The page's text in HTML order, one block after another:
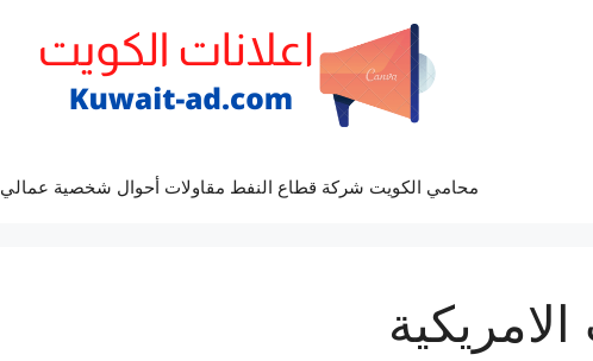
محامي الكويت شركة قطاع النفط مقاولات أحوال شخصية عمالي